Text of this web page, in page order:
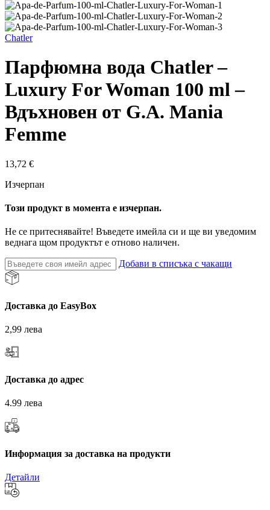
Chatler
Парфюмна вода Chatler –
Luxury For Woman 100 ml –
Вдъхновен от G.A. Mania
Femme
13,72 €
Изчерпан
Този продукт в момента е изчерпан.
Не се притеснявайте! Въведете имейла си и ще ви уведомим
веднага щом продуктът е отново наличен.
Добави в списъка с чакащи
Доставка до EasyBox
2,99 лева
Доставка до адрес
4.99 лева
Информация за доставка на продукти
Детайли